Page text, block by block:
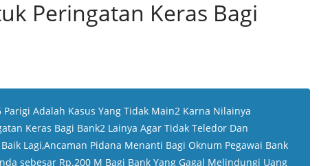
Peringatan Keras Bagi
Parigi Adalah Kasus Yang Tidak Main2 Karna Nilainya
Keras Bagi Bank2 Lainya Agar Tidak Teledor Dan
Lagi,Ancaman Pidana Menanti Bagi Oknum Pegawai Bank
sebesar Rp.200 M Bagi Bank Yang Gagal Melindungi Uang